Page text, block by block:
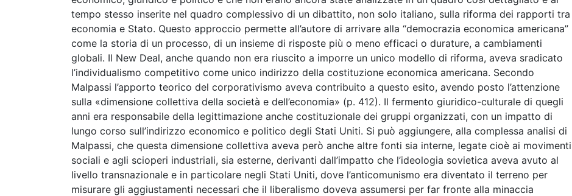
tempo stesso inserite nel quadro complessivo di un dibattito, non solo italiano, sulla riforma dei rapporti tra
economia e Stato. Questo approccio permette all’autore di arrivare alla “democrazia economica americana”
come la storia di un processo, di un insieme di risposte più o meno efficaci o durature, a cambiamenti
globali. Il New Deal, anche quando non era riuscito a imporre un unico modello di riforma, aveva sradicato
l’individualismo competitivo come unico indirizzo della costituzione economica americana. Secondo
Malpassi l’apporto teorico del corporativismo aveva contribuito a questo esito, avendo posto l’attenzione
sulla «dimensione collettiva della società e dell’economia» (p. 412). Il fermento giuridico-culturale di quegli
anni era responsabile della legittimazione anche costituzionale dei gruppi organizzati, con un impatto di
lungo corso sull’indirizzo economico e politico degli Stati Uniti. Si può aggiungere, alla complessa analisi di
Malpassi, che questa dimensione collettiva aveva però anche altre fonti sia interne, legate cioè ai movimenti
sociali e agli scioperi industriali, sia esterne, derivanti dall’impatto che l’ideologia sovietica aveva avuto al
livello transnazionale e in particolare negli Stati Uniti, dove l’anticomunismo era diventato il terreno per
misurare gli aggiustamenti necessari che il liberalismo doveva assumersi per far fronte alla minaccia